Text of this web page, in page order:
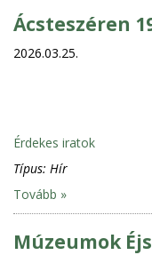
Ácsteszéren
2026.03.25.
Érdekes iratok
Típus: Hír
Tovább »
Múzeumok